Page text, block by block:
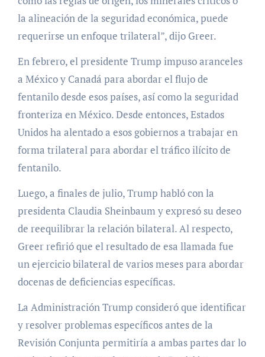
la alineación de la seguridad económica, puede
requerirse un enfoque trilateral”, dijo Greer.
En febrero, el presidente Trump impuso aranceles
a México y Canadá para abordar el flujo de
fentanilo desde esos países, así como la seguridad
fronteriza en México. Desde entonces, Estados
Unidos ha alentado a esos gobiernos a trabajar en
forma trilateral para abordar el tráfico ilícito de
fentanilo.
Luego, a finales de julio, Trump habló con la
presidenta Claudia Sheinbaum y expresó su deseo
de reequilibrar la relación bilateral. Al respecto,
Greer refirió que el resultado de esa llamada fue
un ejercicio bilateral de varios meses para abordar
docenas de deficiencias específicas.
La Administración Trump consideró que identificar
y resolver problemas específicos antes de la
Revisión Conjunta permitiría a ambas partes dar lo